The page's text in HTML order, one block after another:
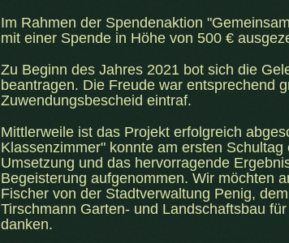
Im Rahmen der Spendenaktion
mit einer Spende in Höhe von 500 €
Zu Beginn des Jahres 2021 bot sich die
beantragen. Die Freude war entsprechend
Zuwendungsbescheid eintraf.
Mittlerweile ist das Projekt erfolgreich
Klassenzimmer" konnte am ersten
Umsetzung und das hervorragende
Begeisterung aufgenommen. Wir möchten
Fischer von der Stadtverwaltung Penig,
Tirschmann Garten- und Landschaftsbau
danken.